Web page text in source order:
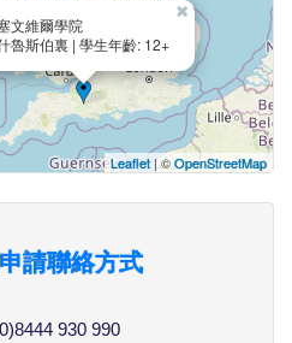
文維爾學院
魯斯伯裏 | 學生年齡: 12+
×
Leaflet | ©OpenStreetMap
請聯絡方式
930 990